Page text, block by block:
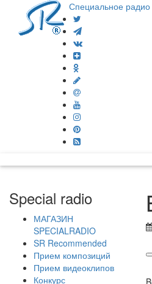
Специальное радио
Special radio
МАГАЗИН
SPECIALRADIO
SR Recommended
Прием композиций
Прием видеоклипов
Конкурс